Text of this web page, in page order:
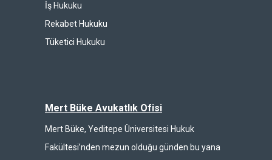
İş Hukuku
Rekabet Hukuku
Tüketici Hukuku
Mert Büke Avukatlık Ofisi
Mert Büke, Yeditepe Üniversitesi Hukuk
Fakültesi’nden mezun olduğu günden bu yana